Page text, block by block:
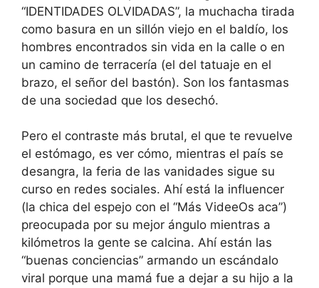
“IDENTIDADES OLVIDADAS”, la muchacha tirada
como basura en un sillón viejo en el baldío, los
hombres encontrados sin vida en la calle o en
un camino de terracería (el del tatuaje en el
brazo, el señor del bastón). Son los fantasmas
de una sociedad que los desechó.
Pero el contraste más brutal, el que te revuelve
el estómago, es ver cómo, mientras el país se
desangra, la feria de las vanidades sigue su
curso en redes sociales. Ahí está la influencer
(la chica del espejo con el “Más VideeOs aca”)
preocupada por su mejor ángulo mientras a
kilómetros la gente se calcina. Ahí están las
“buenas conciencias” armando un escándalo
viral porque una mamá fue a dejar a su hijo a la